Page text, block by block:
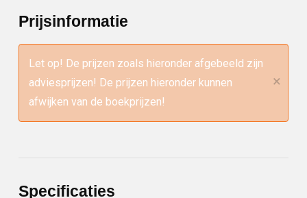
Prijsinformatie
Let op! De prijzen zoals hieronder afgebeeld zijn
adviesprijzen! De prijzen hieronder kunnen
afwijken van de boekprijzen!
×
Specificaties